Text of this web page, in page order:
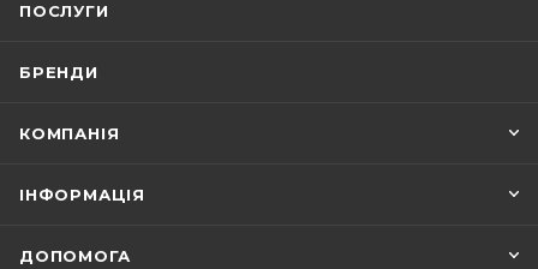
ПОСЛУГИ
БРЕНДИ
КОМПАНІЯ
ІНФОРМАЦІЯ
ДОПОМОГА